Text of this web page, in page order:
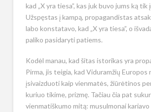
kad „X yra tiesa”, kas juk buvo jums ką tik
Užspęstas į kampą, propagandistas
labo konstatavo, kad „X yra tiesa”, o
paliko pasidaryti patiems.
Kodėl manau, kad šitas istorikas yra
Pirma, jis teigia, kad Viduramžių Europos
įsivaizduoti kaip vienmatės, žiūrėtinos
kuriuo tikime, prizmę. Tačiau čia pat
vienmatiškumo mitą: musulmonai